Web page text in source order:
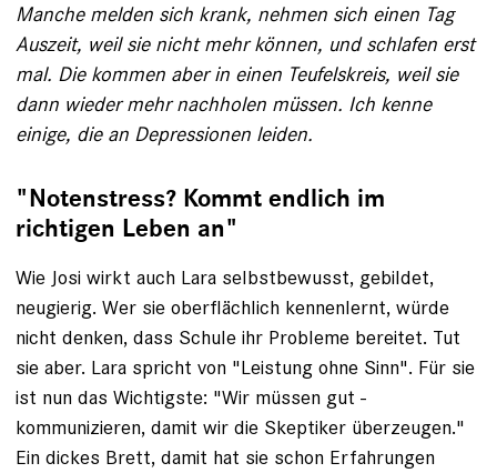
Manche melden sich krank, ­nehmen sich ­einen Tag
Auszeit, weil sie nicht mehr können, und schlafen erst
mal. Die ­kommen aber in ­einen Teufelskreis, weil sie
dann wieder mehr nachholen müssen. Ich kenne
einige, die an ­Depressionen leiden.
"Notenstress? Kommt endlich im
richtigen Leben an"
Wie Josi wirkt auch Lara selbstbewusst, gebildet,
neugierig. Wer sie oberflächlich ­kennenlernt, würde
nicht denken, dass Schule ihr Probleme bereitet. Tut
sie aber. Lara spricht von "Leistung ohne Sinn". Für sie
ist nun das Wichtigste: "Wir müssen gut ­
kommunizieren, damit wir die Skeptiker überzeugen."
Ein dickes Brett, damit hat sie schon Erfahrungen